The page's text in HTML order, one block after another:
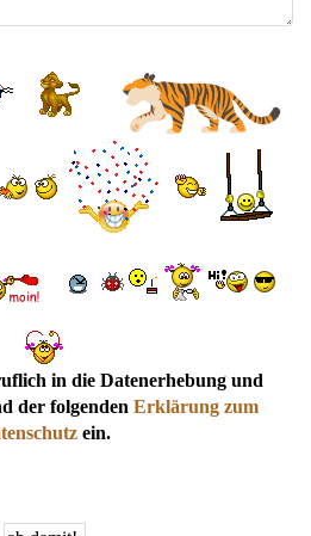
in die Datenerhebung und
der folgenden Erklärung zum
ein.